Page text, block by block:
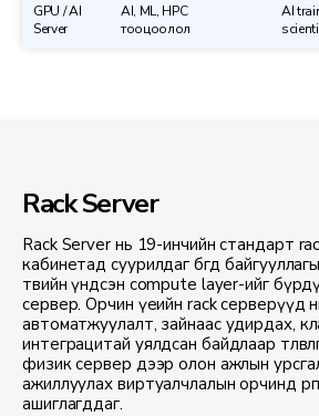
GPU / AI
Server
AI, ML, HPC
тооцоолол
AI
Rack Server
Rack Server нь 19-инчийн стандарт
кабинетад суурилдаг бөгөөд
төвийн үндсэн compute layer-ийг
сервер. Орчин үеийн rack серверүүд
автоматжуулалт, зайнаас удирдах,
интеграцитай уялдсан байдлаар
физик сервер дээр олон ажлын
ажиллуулах виртуалчлалын орчинд
ашиглагддаг.